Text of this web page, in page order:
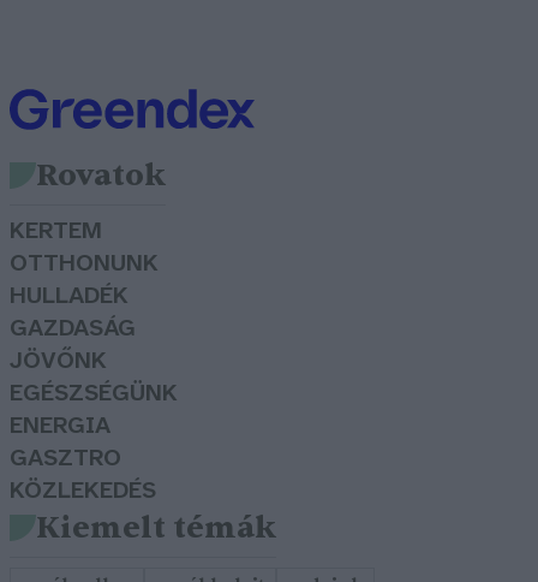
Rovatok
KERTEM
OTTHONUNK
HULLADÉK
GAZDASÁG
JÖVŐNK
EGÉSZSÉGÜNK
ENERGIA
GASZTRO
KÖZLEKEDÉS
Kiemelt témák